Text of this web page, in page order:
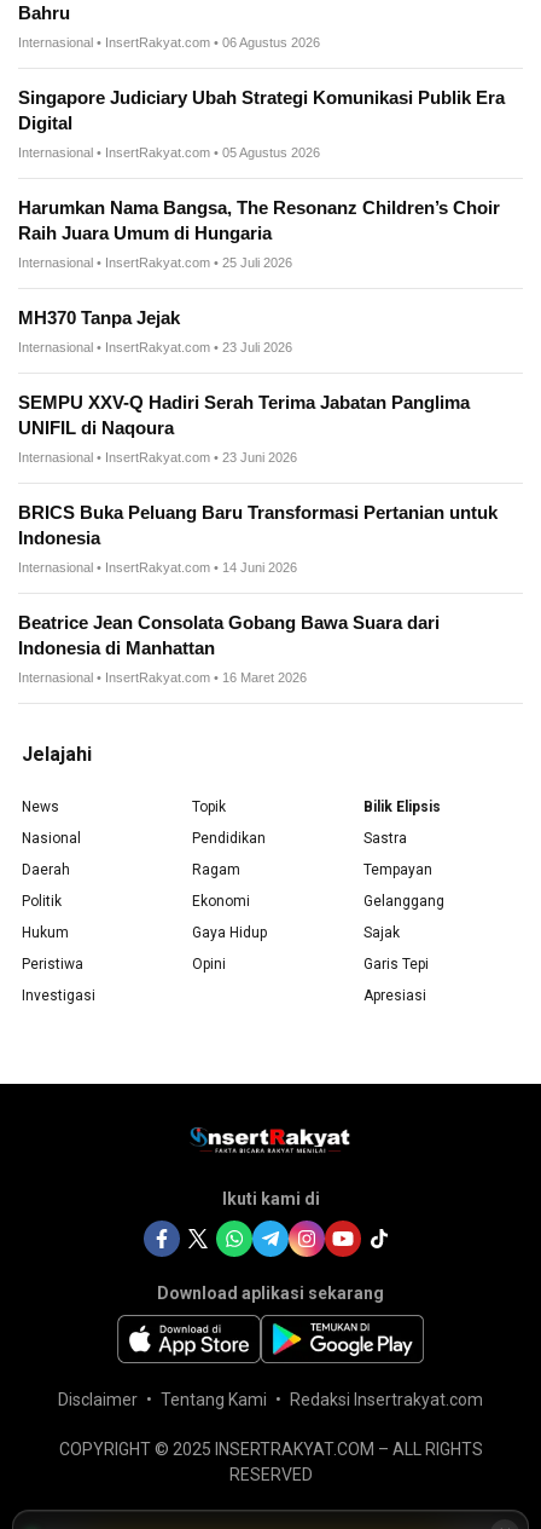
Bahru
Internasional • InsertRakyat.com • 06 Agustus 2026
Singapore Judiciary Ubah Strategi Komunikasi Publik Era
Digital
Internasional • InsertRakyat.com • 05 Agustus 2026
Harumkan Nama Bangsa, The Resonanz Children’s Choir
Raih Juara Umum di Hungaria
Internasional • InsertRakyat.com • 25 Juli 2026
MH370 Tanpa Jejak
Internasional • InsertRakyat.com • 23 Juli 2026
SEMPU XXV-Q Hadiri Serah Terima Jabatan Panglima
UNIFIL di Naqoura
Internasional • InsertRakyat.com • 23 Juni 2026
BRICS Buka Peluang Baru Transformasi Pertanian untuk
Indonesia
Internasional • InsertRakyat.com • 14 Juni 2026
Beatrice Jean Consolata Gobang Bawa Suara dari
Indonesia di Manhattan
Internasional • InsertRakyat.com • 16 Maret 2026
Jelajahi
News
Nasional
Daerah
Politik
Hukum
Peristiwa
Investigasi
Topik
Pendidikan
Ragam
Ekonomi
Gaya Hidup
Opini
Bilik Elipsis
Sastra
Tempayan
Gelanggang
Sajak
Garis Tepi
Apresiasi
Ikuti kami di
Download aplikasi sekarang
Disclaimer Tentang Kami Redaksi Insertrakyat.com
COPYRIGHT © 2025 INSERTRAKYAT.COM – ALL RIGHTS
RESERVED